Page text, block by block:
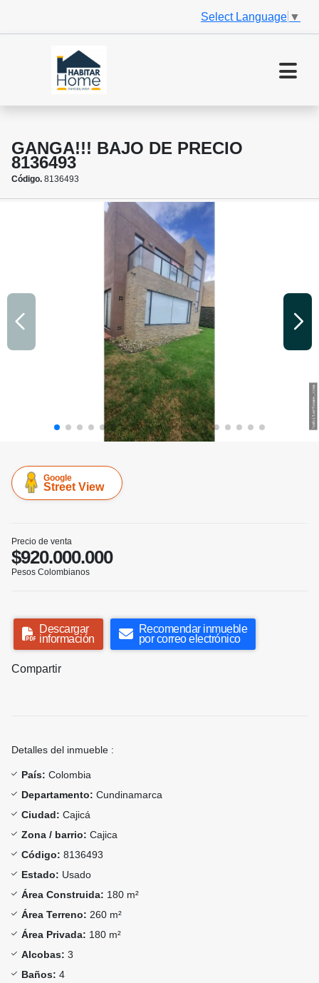
Select Language ▼
GANGA!!! BAJO DE PRECIO
8136493
Código. 8136493
Google
Street View
Precio de venta
$920.000.000
Pesos Colombianos
Descargar
información
Recomendar inmueble
por correo electrónico
Compartir
Detalles del inmueble :
País: Colombia
Departamento: Cundinamarca
Ciudad: Cajicá
Zona / barrio: Cajica
Código: 8136493
Estado: Usado
Área Construida: 180 m²
Área Terreno: 260 m²
Área Privada: 180 m²
Alcobas: 3
Baños: 4